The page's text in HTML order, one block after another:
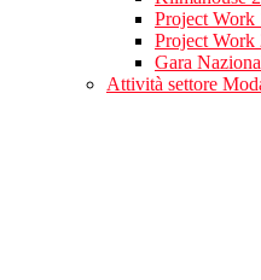
Project Work
Project Work
Gara
Attività settore